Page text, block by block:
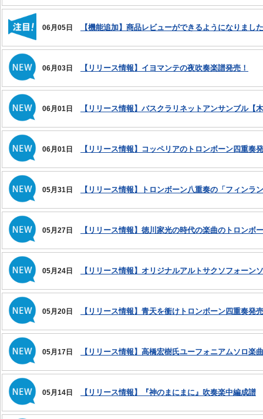
06月05日 【機能追加】商品レビューができるようになりまし
06月03日 【リリース情報】イヨマンテの夜吹奏楽譜発売！
06月01日 【リリース情報】バスクラリネットアンサンブル【
06月01日 【リリース情報】コッペリアのトロンボーン四重奏
05月31日 【リリース情報】トロンボーン八重奏の「フィンラ
05月27日 【リリース情報】徳川家光の時代の楽曲のトロンボ
05月24日 【リリース情報】オリジナルアルトサクソフォーン
05月20日 【リリース情報】青天を衝けトロンボーン四重奏発
05月17日 【リリース情報】高橋宏樹氏ユーフォニアムソロ楽
05月14日 【リリース情報】『神のまにまに』吹奏楽中編成譜